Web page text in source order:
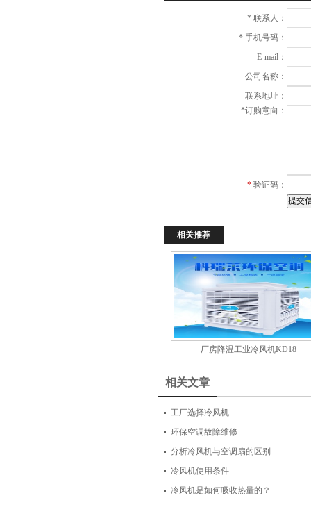
* 联系人：
* 手机号码：
E-mail：
公司名称：
联系地址：
*订购意向：
* 验证码：
相关推荐
厂房降温工业冷风机KD18
相关文章
工厂选择冷风机
环保空调故障维修
分析冷风机与空调扇的区别
冷风机使用条件
冷风机是如何吸收热量的？